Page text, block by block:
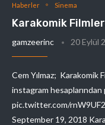
Haberler Sinema
Karakomik
gamzeerinc 20 Eylül
Cem Yılmaz; Karakomik
instagram
pic.twitter.com/
September 19, 2018